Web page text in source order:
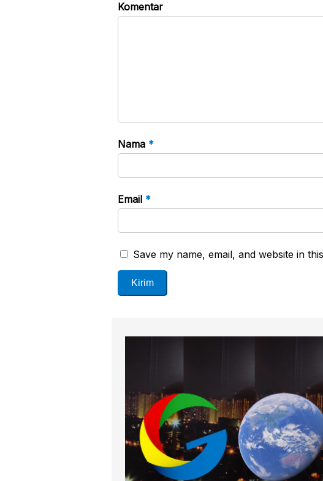
Komentar
Nama *
Email *
Save my name, email, and website in